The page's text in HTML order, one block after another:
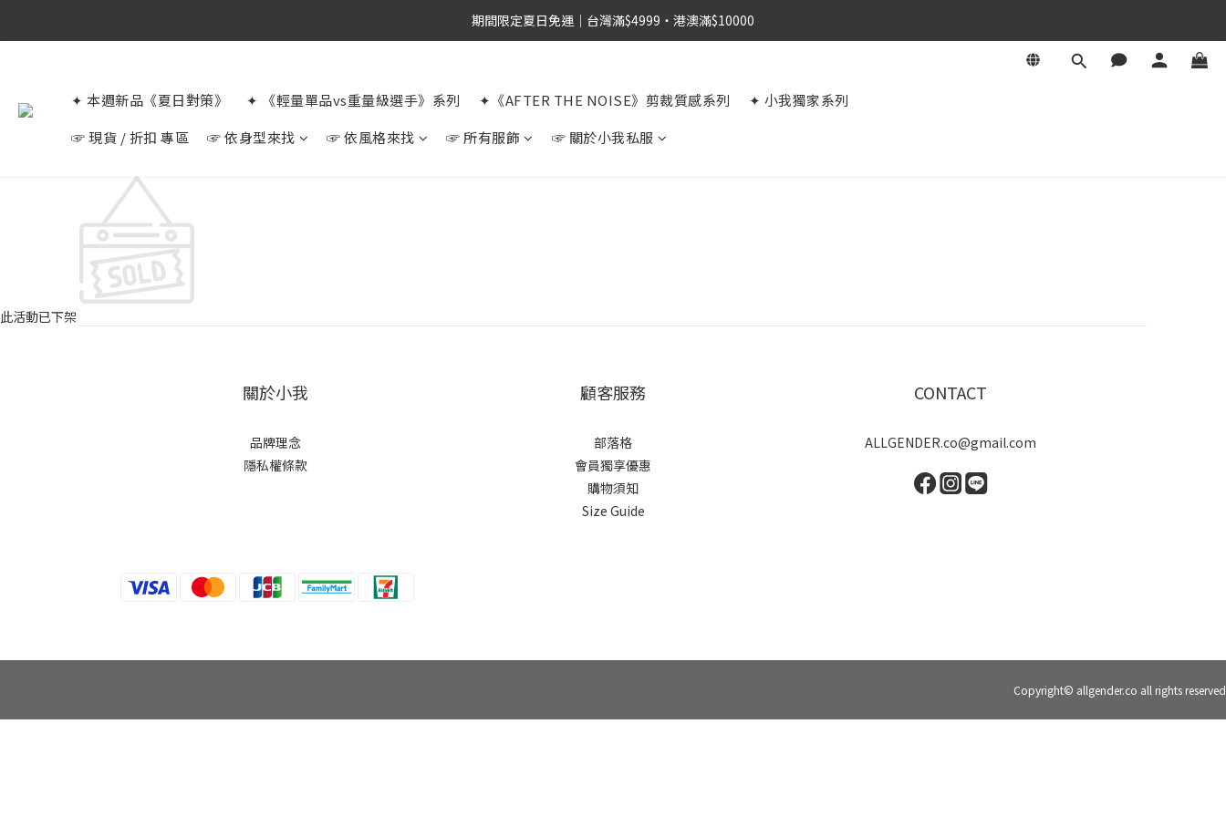
期間限定夏日免運｜台灣滿$4999・港澳滿$10000
✦ 本週新品《夏日對策》 ✦ 《輕量單品vs重量級選手》系列 ✦《AFTER THE NOISE》剪裁質感系列
✦ 小我獨家系列
☞ 現貨 / 折扣 專區
☞ 依身型來找 ☞ 依風格來找 ☞ 所有服飾 ☞ 關於小我私服
此活動已下架
關於小我
品牌理念
隱私權條款
顧客服務
部落格
會員獨享優惠
購物須知
Size Guide
CONTACT
ALLGENDER.co@gmail.com
Copyright© allgender.co all rights reserved